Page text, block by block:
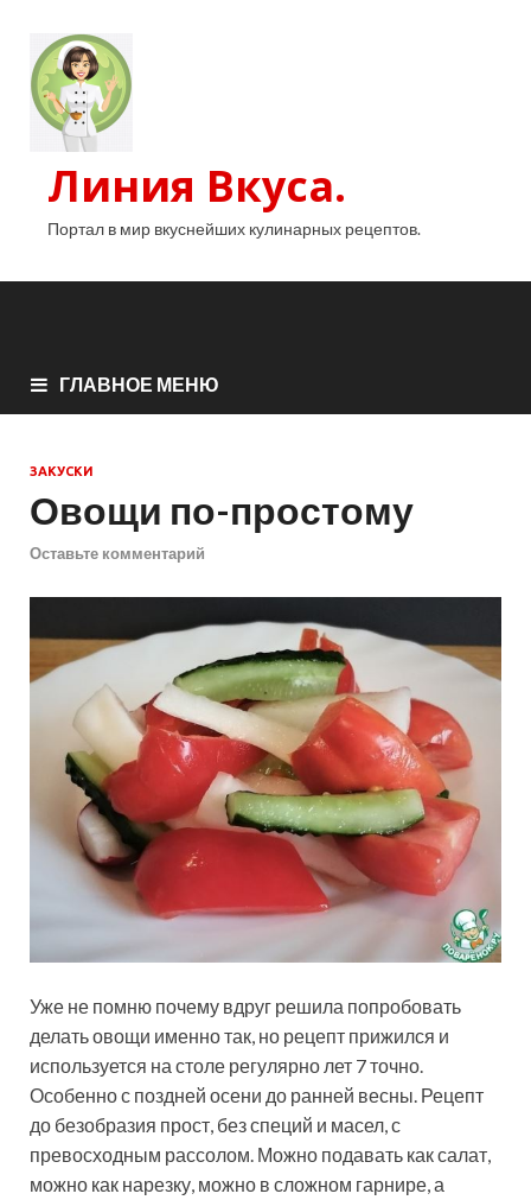
Линия Вкуса.
Портал в мир вкуснейших кулинарных рецептов.
ГЛАВНОЕ МЕНЮ
ЗАКУСКИ
Овощи по-простому
Оставьте комментарий
Уже не помню почему вдруг решила попробовать
делать овощи именно так, но рецепт прижился и
используется на столе регулярно лет 7 точно.
Особенно с поздней осени до ранней весны. Рецепт
до безобразия прост, без специй и масел, с
превосходным рассолом. Можно подавать каксалат,
можно как нарезку, можно в сложном гарнире, а